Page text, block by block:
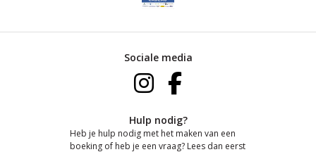
Sociale media
Hulp nodig?
Heb je hulp nodig met het maken van een
boeking of heb je een vraag? Lees dan eerst